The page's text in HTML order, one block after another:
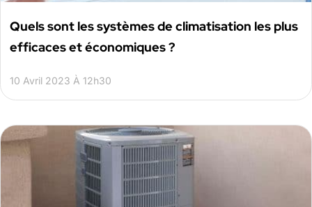
Quels sont les systèmes de climatisation les plus
efficaces et économiques ?
10 Avril 2023 À 12h30